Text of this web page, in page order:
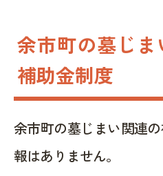
余市町の墓じ
補助金制度
余市町の墓じまい関連
報はありません。